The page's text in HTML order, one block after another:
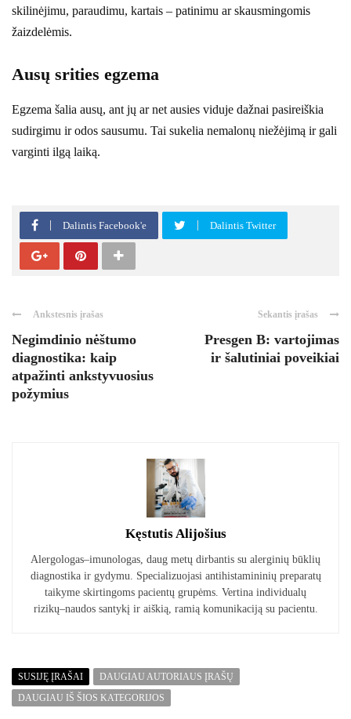
skilinėjimu, paraudimu, kartais – patinimu ar skausmingomis
žaizdelėmis.
Ausų srities egzema
Egzema šalia ausų, ant jų ar net ausies viduje dažnai pasireiškia
sudirgimu ir odos sausumu. Tai sukelia nemalonų niežėjimą ir gali
varginti ilgą laiką.
Dalintis Facebook'e Dalintis Twitter
Ankstesnis įrašas
Negimdinio nėštumo
diagnostika: kaip
atpažinti ankstyvuosius
požymius
Sekantis įrašas
Presgen B: vartojimas
ir šalutiniai poveikiai
Kęstutis Alijošius
Alergologas–imunologas, daug metų dirbantis su alerginių būklių
diagnostika ir gydymu. Specializuojasi antihistamininių preparatų
taikyme skirtingoms pacientų grupėms. Vertina individualų
rizikų–naudos santykį ir aiškią, ramią komunikaciją su pacientu.
SUSIJĘ ĮRAŠAI
DAUGIAU AUTORIAUS ĮRAŠŲ
DAUGIAU IŠ ŠIOS KATEGORIJOS